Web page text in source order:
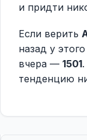
и придти
Если верить
назад у
вчера — 1501
тенденцию